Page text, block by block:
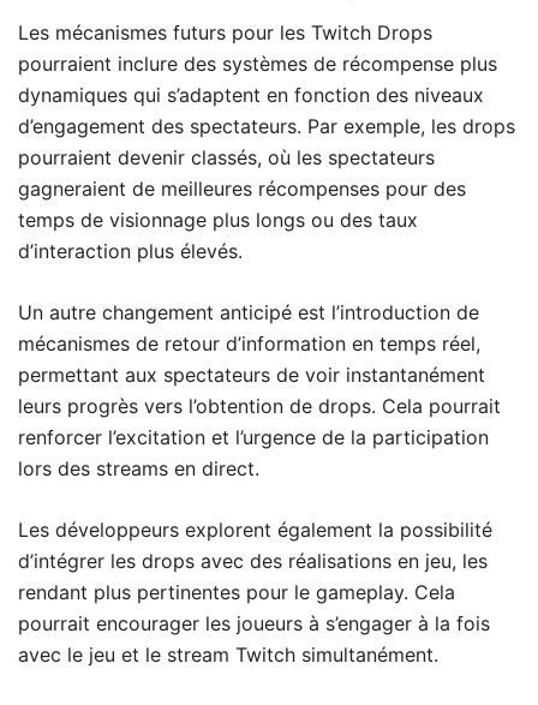
Les mécanismes futurs pour les Twitch Drops
pourraient inclure des systèmes de récompense plus
dynamiques qui s’adaptent en fonction des niveaux
d’engagement des spectateurs. Par exemple, les drops
pourraient devenir classés, où les spectateurs
gagneraient de meilleures récompenses pour des
temps de visionnage plus longs ou des taux
d’interaction plus élevés.
Un autre changement anticipé est l’introduction de
mécanismes de retour d’information en temps réel,
permettant aux spectateurs de voir instantanément
leurs progrès vers l’obtention de drops. Cela pourrait
renforcer l’excitation et l’urgence de la participation
lors des streams en direct.
Les développeurs explorent également la possibilité
d’intégrer les drops avec des réalisations en jeu, les
rendant plus pertinentes pour le gameplay. Cela
pourrait encourager les joueurs à s’engager à la fois
avec le jeu et le stream Twitch simultanément.